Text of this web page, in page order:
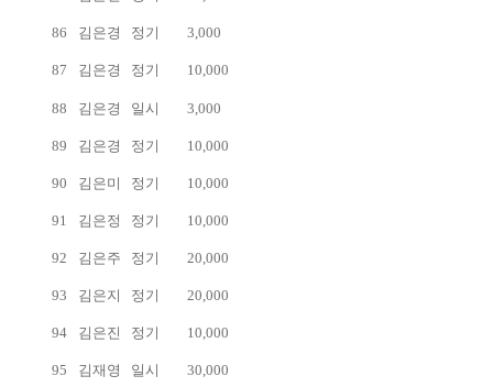
86 김은경 정기 3,000
87 김은경 정기 10,000
88 김은경 일시 3,000
89 김은경 정기 10,000
90 김은미 정기 10,000
91 김은정 정기 10,000
92 김은주 정기 20,000
93 김은지 정기 20,000
94 김은진 정기 10,000
95 김재영 일시 30,000